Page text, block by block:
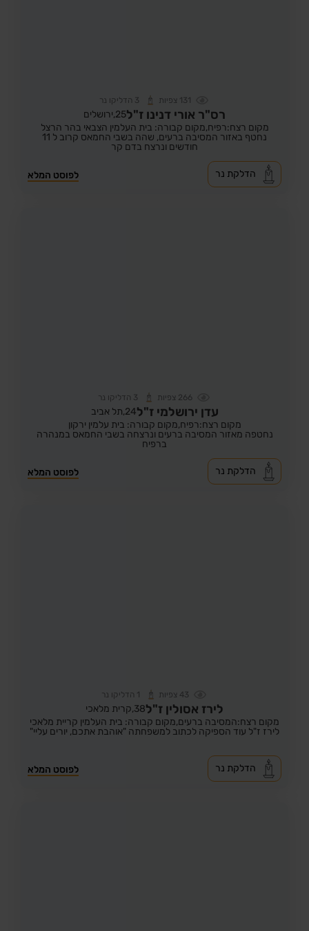
131 צפיות 3 הדליקו נר
רס"ר אורי דנינו ז"ל25, ירושלים
מקום רצח:רפיח,מקום קבורה: בית העלמין הצבאי בהר הרצל
נחטף באזור המסיבה ברעים, שהה בשבי החמאס קרוב ל 11
חודשים ונרצח בדם קר
לפוסט המלא הדלקת נר
266 צפיות 3 הדליקו נר
עדן ירושלמי ז"ל24, תל אביב
מקום רצח:רפיח,מקום קבורה: בית עלמין ירקון
נחטפה מאזור המסיבה ברעים ונרצחה בשבי החמאס במנהרה
ברפיח
לפוסט המלא הדלקת נר
43 צפיות 1 הדליקו נר
לירז אסולין ז"ל38, קרית מלאכי
מקום רצח:המסיבה ברעים,מקום קבורה: בית העלמין קריית מלאכי
לירז ז"ל עוד הספיקה לכתוב למשפחתה "אוהבת אתכם, יורים עליי"
לפוסט המלא הדלקת נר